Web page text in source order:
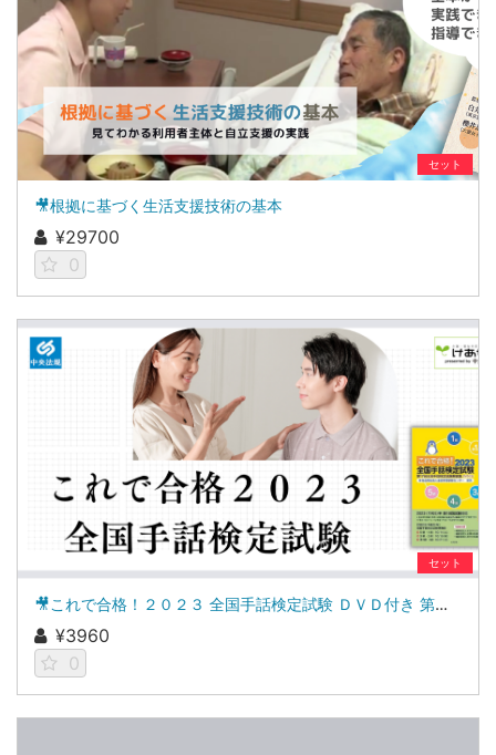
セット
🎥根拠に基づく生活支援技術の基本
¥29700
0
セット
🎥これで合格！２０２３ 全国手話検定試験 ＤＶＤ付き 第１７回全国手話検定試験解説集
¥3960
0